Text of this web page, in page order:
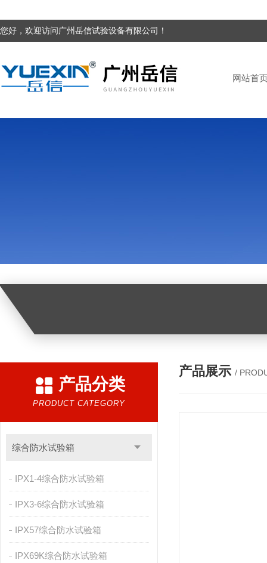
您好，欢迎访问广州岳信试验设备有限公司！
网站首
产品分类
PRODUCT CATEGORY
综合防水试验箱
IPX1-4综合防水试验箱
IPX3-6综合防水试验箱
IPX57综合防水试验箱
IPX69K综合防水试验箱
产品展示 /